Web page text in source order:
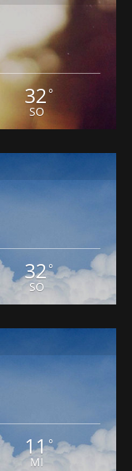
32 °
SO
32°
SO
11°
MI